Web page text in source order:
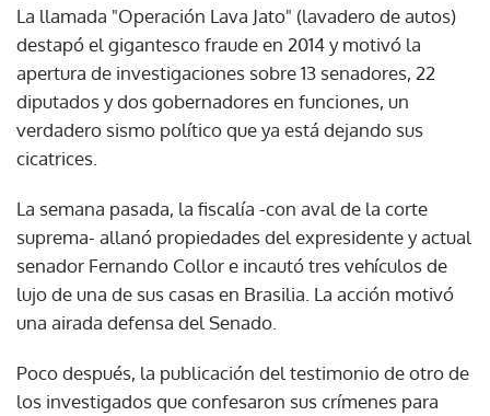
La llamada "Operación Lava Jato" (lavadero de autos)
destapó el gigantesco fraude en 2014 y motivó la
apertura de investigaciones sobre 13 senadores, 22
diputados y dos gobernadores en funciones, un
verdadero sismo político que ya está dejando sus
cicatrices.
La semana pasada, la fiscalía -con aval de la corte
suprema- allanó propiedades del expresidente y actual
senador Fernando Collor e incautó tres vehículos de
lujo de una de sus casas en Brasilia. La acción motivó
una airada defensa del Senado.
Poco después, la publicación del testimonio de otro de
los investigados que confesaron sus crímenes para